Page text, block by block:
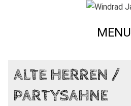
MENU
ALTE HERREN /
PARTYSAHNE